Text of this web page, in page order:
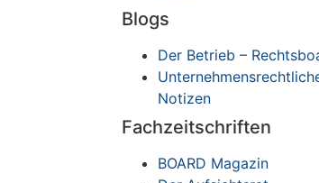
Blogs
Der Betrieb –
Notizen
Fachzeitschriften
BOARD Magazin